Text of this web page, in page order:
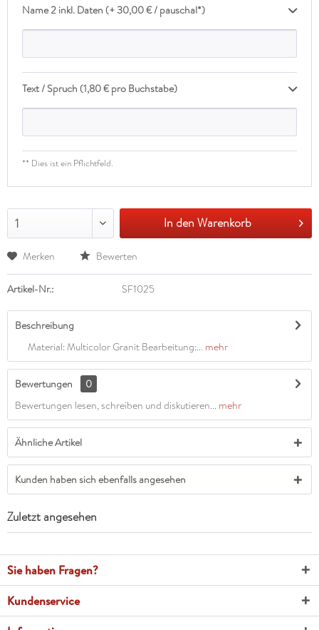
Name 2 inkl. Daten (+ 30,00 € / pauschal*)
Text / Spruch (1,80 € pro Buchstabe)
** Dies ist ein Pflichtfeld.
1 In den Warenkorb
Merken Bewerten
Artikel-Nr.: SF1025
Beschreibung
Material: Multicolor Granit Bearbeitung:... mehr
Bewertungen
0
Bewertungen lesen, schreiben und diskutieren... mehr
Ähnliche Artikel
Kunden haben sich ebenfalls angesehen
Zuletzt angesehen
Sie haben Fragen?
Kundenservice